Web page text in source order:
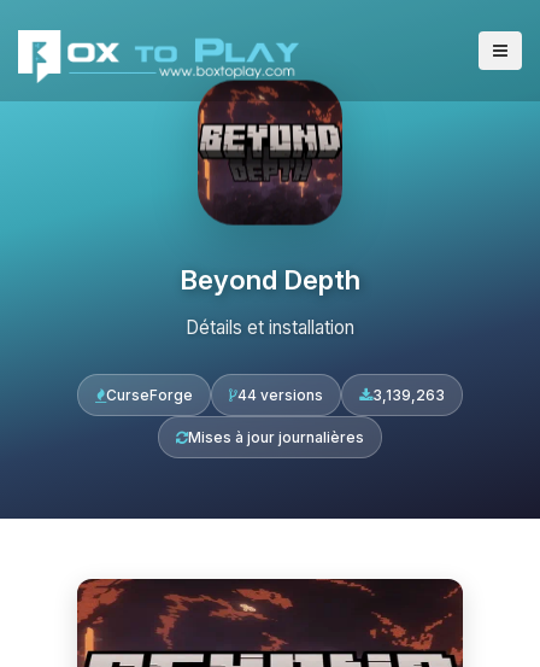
Beyond Depth
Détails et installation
CurseForge 44 versions 3,139,263
Mises à jour journalières